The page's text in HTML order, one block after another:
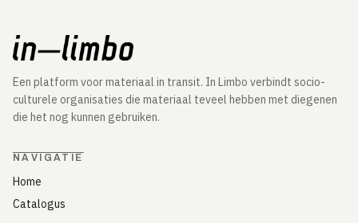
Een platform voor materiaal in transit. In Limbo verbindt socio-
culturele organisaties die materiaal teveel hebben met diegenen
die het nog kunnen gebruiken.
NAVIGATIE
Home
Catalogus